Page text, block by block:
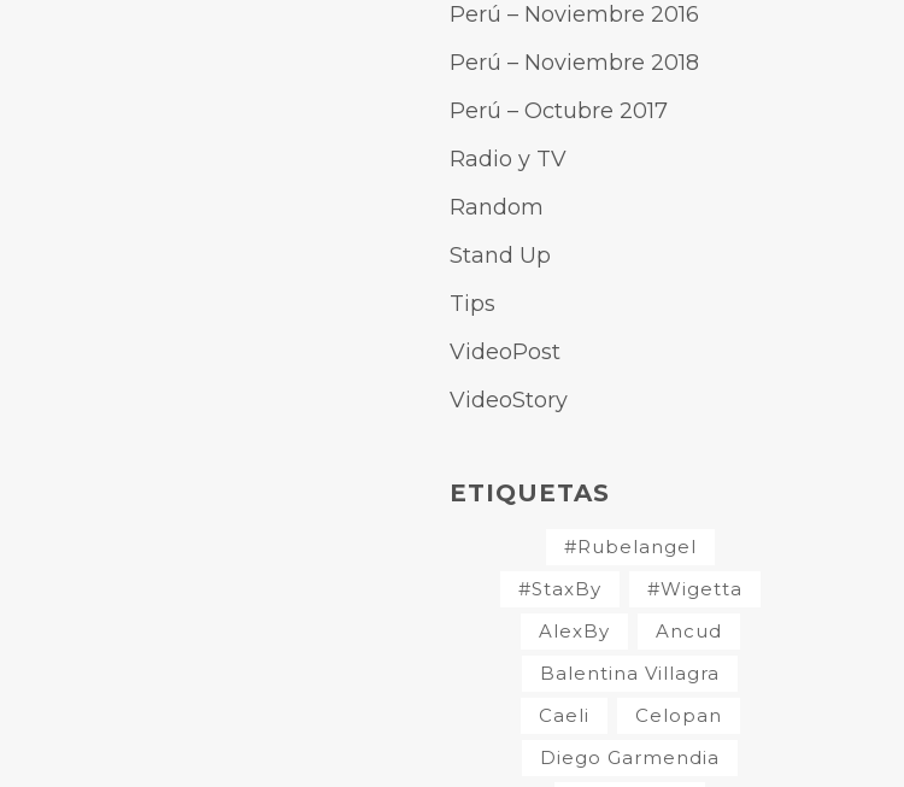
Perú – Noviembre 2016
Perú – Noviembre 2018
Perú – Octubre 2017
Radio y TV
Random
Stand Up
Tips
VideoPost
VideoStory
ETIQUETAS
#Rubelangel
#StaxBy
#Wigetta
AlexBy
Ancud
Balentina Villagra
Caeli
Celopan
Diego Garmendia